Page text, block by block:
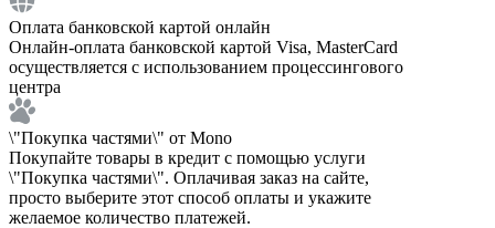
Оплата банковской картой онлайн
Онлайн-оплата банковской картой Visa, MasterCard
осуществляется с использованием процессингового
центра
\"Покупка частями\" от Mono
Покупайте товары в кредит с помощью услуги
\"Покупка частями\". Оплачивая заказ на сайте,
просто выберите этот способ оплаты и укажите
желаемое количество платежей.